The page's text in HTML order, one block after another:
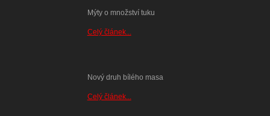
Mýty o množství tuku
Celý článek...
Nový druh bílého masa
Celý článek...